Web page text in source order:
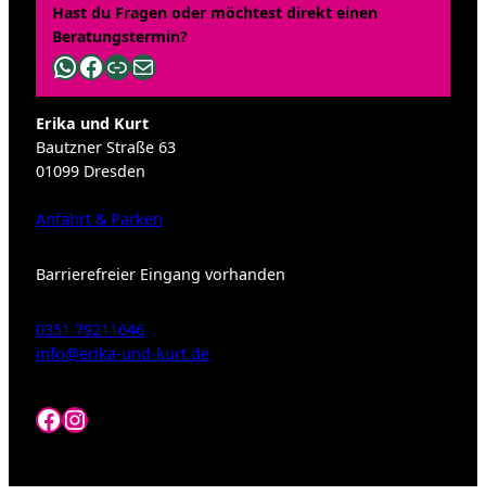
Hast du Fragen oder möchtest direkt einen
Beratungstermin?
WhatsApp
Facebook
Link
E-Mail
Erika und Kurt
Bautzner Straße 63
01099 Dresden
Anfahrt & Parken
Barrierefreier Eingang vorhanden
0351 79211646
info@erika-und-kurt.de
Facebook
Instagram